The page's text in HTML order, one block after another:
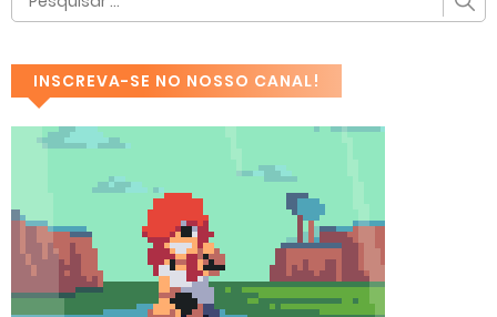
INSCREVA-SE NO NOSSO CANAL!